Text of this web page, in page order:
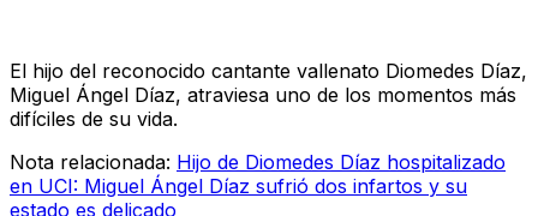
El hijo del reconocido cantante vallenato Diomedes Díaz,
Miguel Ángel Díaz, atraviesa uno de los momentos más
difíciles de su vida.
Nota relacionada: Hijo de Diomedes Díaz hospitalizado
en UCI: Miguel Ángel Díaz sufrió dos infartos y su
estado es delicado